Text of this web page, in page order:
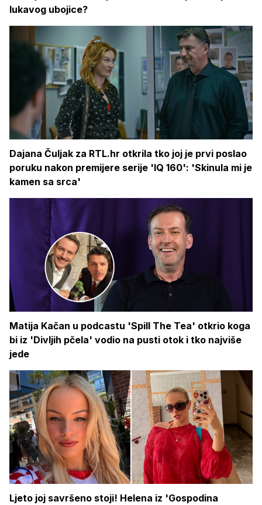
lukavog ubojice?
Dajana Čuljak za RTL.hr otkrila tko joj je prvi poslao
poruku nakon premijere serije 'IQ 160': 'Skinula mi je
kamen sa srca'
Matija Kačan u podcastu 'Spill The Tea' otkrio koga
bi iz 'Divljih pčela' vodio na pusti otok i tko najviše
jede
Ljeto joj savršeno stoji! Helena iz 'Gospodina